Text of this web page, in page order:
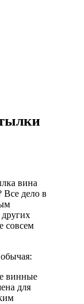
вина
Все дело в
совсем
винные
для